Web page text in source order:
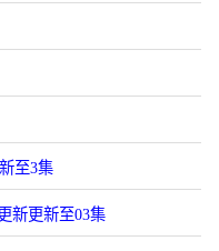
至3集
新更新至03集